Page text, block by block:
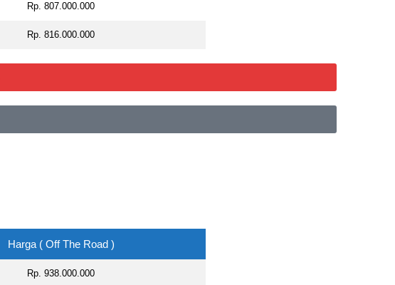
Rp. 807.000.000
Rp. 816.000.000
Harga ( Off The Road )
Rp. 938.000.000